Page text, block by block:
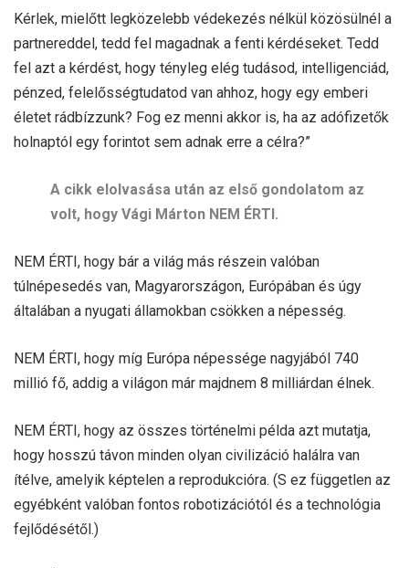
Kérlek, mielőtt legközelebb védekezés nélkül közösülnél a
partnereddel, tedd fel magadnak a fenti kérdéseket. Tedd
fel azt a kérdést, hogy tényleg elég tudásod, intelligenciád,
pénzed, felelősségtudatod van ahhoz, hogy egy emberi
életet rádbízzunk? Fog ez menni akkor is, ha az adófizetők
holnaptól egy forintot sem adnak erre a célra?”
A cikk elolvasása után az első gondolatom az
volt, hogy Vági Márton NEM ÉRTI.
NEM ÉRTI, hogy bár a világ más részein valóban
túlnépesedés van, Magyarországon, Európában és úgy
általában a nyugati államokban csökken a népesség.
NEM ÉRTI, hogy míg Európa népessége nagyjából 740
millió fő, addig a világon már majdnem 8 milliárdan élnek.
NEM ÉRTI, hogy az összes történelmi példa azt mutatja,
hogy hosszú távon minden olyan civilizáció halálra van
ítélve, amelyik képtelen a reprodukcióra. (S ez független az
egyébként valóban fontos robotizációtól és a technológia
fejlődésétől.)